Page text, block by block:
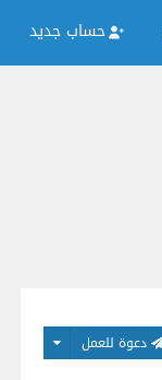
حساب جديد
دعوة للعمل